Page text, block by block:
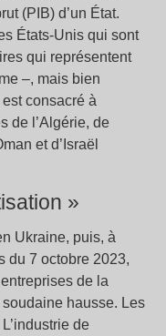
(PIB) d’un État.
États-Unis qui sont
qui représentent
–, mais bien
est consacré à
de l’Algérie, de
et d’Israël
»
Ukraine, puis, à
du 7 octobre 2023,
de la
hausse. Les
de